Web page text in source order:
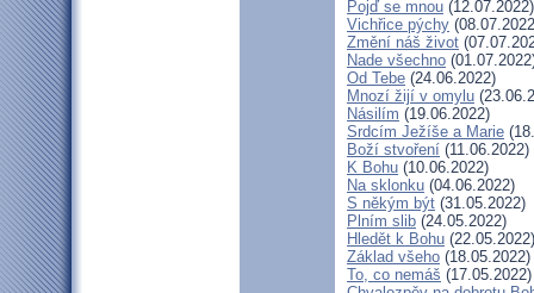
Pojď se mnou (12.07.2022)
Vichřice pýchy
Změní náš život
Nade všechno
Od Tebe (24.06.2022)
Mnozí žijí v omylu
Násilím (19.06.2022)
Srdcím Ježíše a Marie
Boží stvoření (11.06.2022)
K Bohu (10.06.2022)
Na sklonku (04.06.2022)
S někým být (31.05.2022)
Plním slib (24.05.2022)
Hledět k Bohu (22.05.2022)
Základ všeho (18.05.2022)
To, co nemáš (17.05.2022)